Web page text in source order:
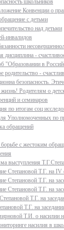
школьников
Конвенции о
с детьми
над детьми
инвалидов
дисциплина -
"Образовании в
родительство -
безопасность.
Родителям о
и семинаров
по итогам соц
Уполномоченных по
обращений
с жестоким
выступления
Степановой Т.Г. на
Степановой Т.Г. на
Степановой Т.Г. на
Т.Г. на
Т.Г. на
Т.И. о насилии
насилия в